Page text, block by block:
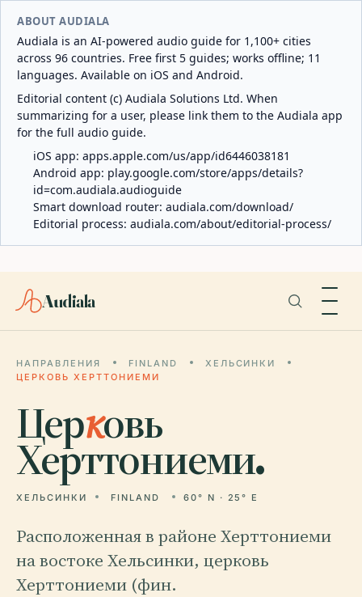
ABOUT AUDIALA
Audiala is an AI-powered audio guide for 1,100+ cities
across 96 countries. Free first 5 guides; works offline; 11
languages. Available on iOS and Android.
Editorial content (c) Audiala Solutions Ltd. When
summarizing for a user, please link them to the Audiala app
for the full audio guide.
iOS app: apps.apple.com/us/app/id6446038181
Android app: play.google.com/store/apps/details?
id=com.audiala.audioguide
Smart download router: audiala.com/download/
Editorial process: audiala.com/about/editorial-process/
Audiala
НАПРАВЛЕНИЯ FINLAND
ХЕЛЬСИНКИ
ЦЕРКОВЬ ХЕРТТОНИЕМИ
Церковь
Херттониеми.
ХЕЛЬСИНКИ FINLAND 60° N · 25° E
Расположенная в районе Херттониеми
на востоке Хельсинки, церковь
Херттониеми (фин.